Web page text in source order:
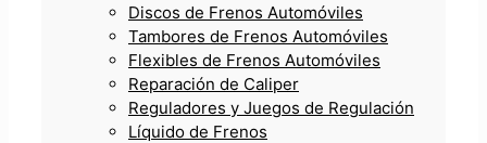
Discos de Frenos Automóviles
Tambores de Frenos Automóviles
Flexibles de Frenos Automóviles
Reparación de Caliper
Reguladores y Juegos de Regulación
Líquido de Frenos